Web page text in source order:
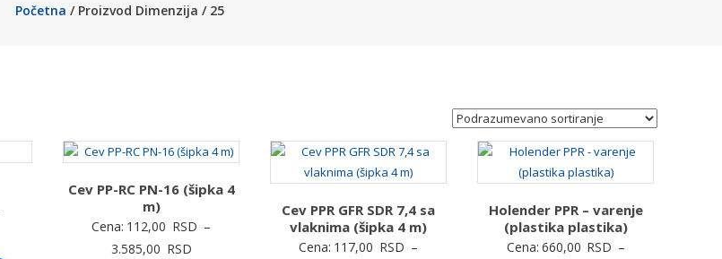
Početna / Proizvod Dimenzija / 25
Cev PP-RC PN-16 (šipka 4
m)
Cena: 112,00 RSD –
3.585,00 RSD
Cev PPR GFR SDR 7,4 sa
vlaknima (šipka 4 m)
Cena: 117,00 RSD –
Holender PPR – varenje
(plastika plastika)
Cena: 660,00 RSD –